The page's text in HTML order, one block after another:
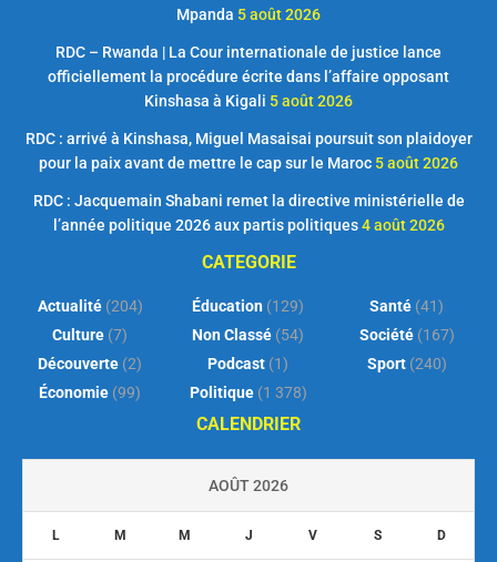
Mpanda 5 août 2026
RDC – Rwanda | La Cour internationale de justice lance
officiellement la procédure écrite dans l’affaire opposant
Kinshasa à Kigali 5 août 2026
RDC : arrivé à Kinshasa, Miguel Masaisai poursuit son plaidoyer
pour la paix avant de mettre le cap sur le Maroc 5 août 2026
RDC : Jacquemain Shabani remet la directive ministérielle de
l’année politique 2026 aux partis politiques 4 août 2026
CATEGORIE
Actualité(204)
Culture (7)
Découverte (2)
Économie (99)
Éducation (129)
Non Classé (54)
Podcast (1)
Politique(1 378)
Santé (41)
Société(167)
Sport(240)
CALENDRIER
AOÛT 2026
L M M J V S D